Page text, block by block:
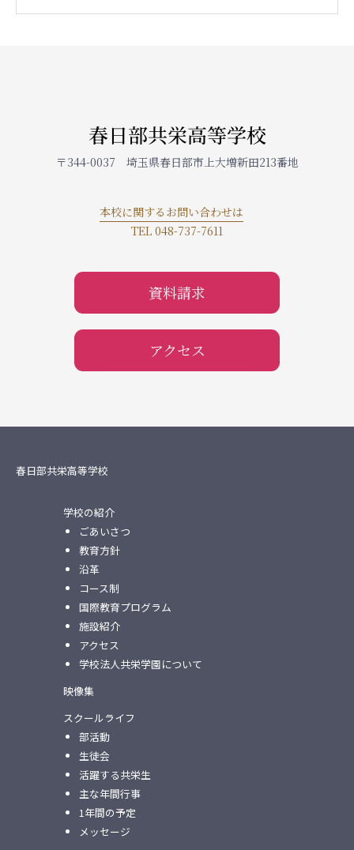
春日部共栄高等学校
〒344-0037 埼玉県春日部市上大増新田213番地
本校に関するお問い合わせは
TEL 048-737-7611
資料請求
アクセス
春日部共栄高等学校
学校の紹介
ごあいさつ
教育方針
沿革
コース制
国際教育プログラム
施設紹介
アクセス
学校法人共栄学園について
映像集
スクールライフ
部活動
生徒会
活躍する共栄生
主な年間行事
1年間の予定
メッセージ